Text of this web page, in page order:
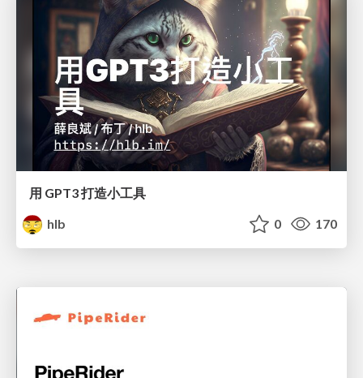
用 GPT3 打造小工具
hlb
0 170